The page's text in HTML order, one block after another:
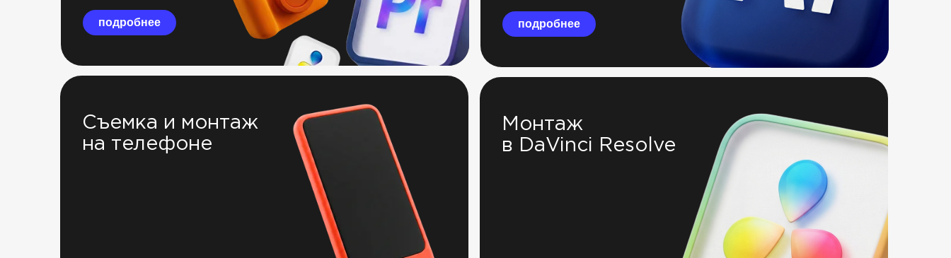
Монтаж
в DaVinci Resolve
Съемка и монтаж
на телефоне
подробнее
подробнее